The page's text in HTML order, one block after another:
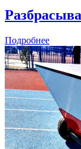
Подробнее